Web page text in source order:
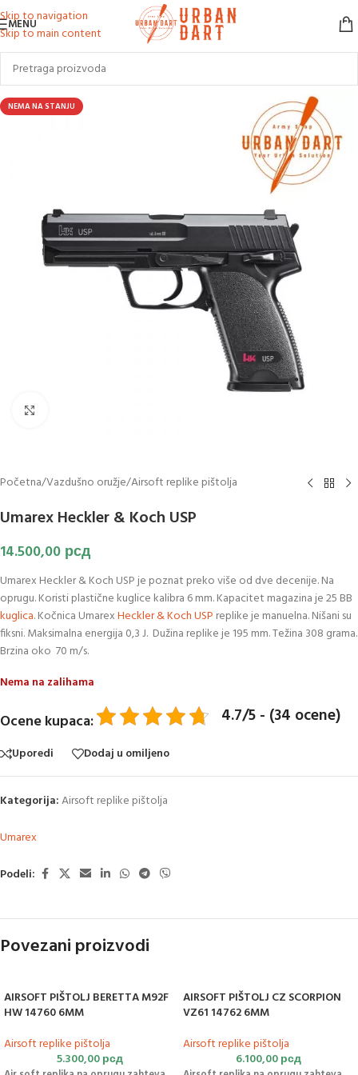
Skip to navigation
Skip to main content
MENU
NEMA NA STANJU
Početna/Vazdušno oružje/Airsoft replike pištolja
Umarex Heckler & Koch USP
14.500,00 рсд
Umarex Heckler & Koch USP je poznat preko više od dve decenije. Na
oprugu. Koristi plastične kuglice kalibra 6 mm. Kapacitet magazina je 25 BB
kuglica. Kočnica UmarexHeckler & Koch USP replike je manuelna. Nišani su
fiksni. Maksimalna energija 0,3 J. Dužina replike je 195 mm. Težina 308 grama.
Brzina oko 70 m/s.
Nema na zalihama
Ocene kupaca: 4.7/5 - (34 ocene)
Uporedi Dodaj u omiljeno
Kategorija:Airsoft replike pištolja
Umarex
Podeli:
Povezani proizvodi
AIRSOFT PIŠTOLJ BERETTA M92F
HW 14760 6MM
Airsoft replike pištolja
5.300,00рсд
AIRSOFT PIŠTOLJ CZ SCORPION
VZ61 14762 6MM
Airsoft replike pištolja
6.100,00рсд